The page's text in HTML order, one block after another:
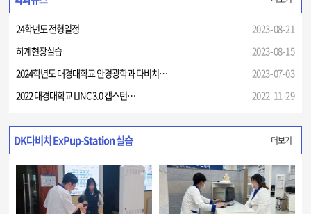
24학년도 전형일정
2023-08-21
하계현장실습
2023-08-15
2024학년도 대경대학교 안경광학과 다비치…
2023-07-03
2022 대경대학교 LINC 3.0 캡스턴…
2022-11-29
DK다비치 ExPup-Station 실습 더보기